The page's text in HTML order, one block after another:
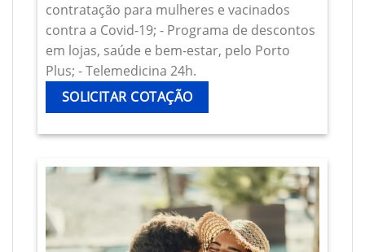
contratação para mulheres e vacinados
contra a Covid-19; - Programa de descontos
em lojas, saúde e bem-estar, pelo Porto
Plus; - Telemedicina 24h.
SOLICITAR COTAÇÃO